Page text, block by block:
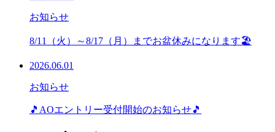
お知らせ
8/11（火）～8/17（月）までお盆休みになります🏖
2026.06.01
お知らせ
🎵AOエントリー受付開始のお知らせ🎵